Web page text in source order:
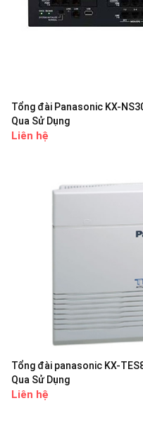
Tổng đài Panasonic KX-
Qua Sử Dụng
Liên hệ
Tổng đài panasonic KX-
Qua Sử Dụng
Liên hệ